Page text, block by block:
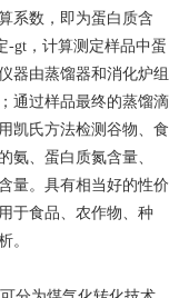
系数，即为蛋白质含
-gt，计算测定样品中蛋
器由蒸馏器和消化炉组
通过样品最终的蒸馏滴
凯氏方法检测谷物、食
氨、蛋白质氮含量、
量。具有相当好的性价
于食品、农作物、种
。